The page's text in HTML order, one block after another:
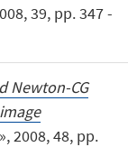
39, pp. 347 -
Newton-CG
2008, 48, pp.